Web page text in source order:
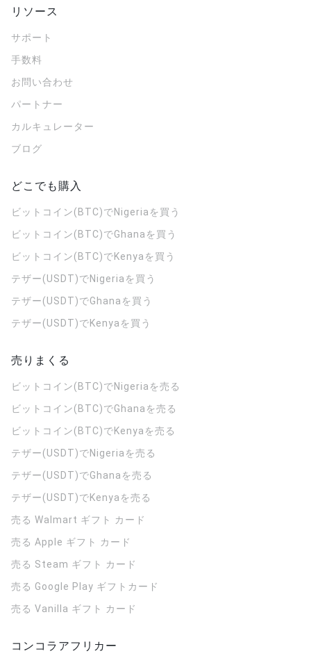
リソース
サポート
手数料
お問い合わせ
パートナー
カルキュレーター
ブログ
どこでも購入
ビットコイン(BTC)でNigeriaを買う
ビットコイン(BTC)でGhanaを買う
ビットコイン(BTC)でKenyaを買う
テザー(USDT)でNigeriaを買う
テザー(USDT)でGhanaを買う
テザー(USDT)でKenyaを買う
売りまくる
ビットコイン(BTC)でNigeriaを売る
ビットコイン(BTC)でGhanaを売る
ビットコイン(BTC)でKenyaを売る
テザー(USDT)でNigeriaを売る
テザー(USDT)でGhanaを売る
テザー(USDT)でKenyaを売る
売る Walmart ギフト カード
売る Apple ギフト カード
売る Steam ギフト カード
売る Google Play ギフトカード
売る Vanilla ギフト カード
コンコラアフリカー